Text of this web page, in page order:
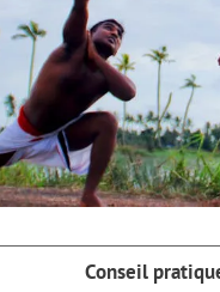
Conseil